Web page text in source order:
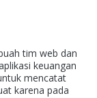
tim web dan
keuangan
mencatat
karena pada